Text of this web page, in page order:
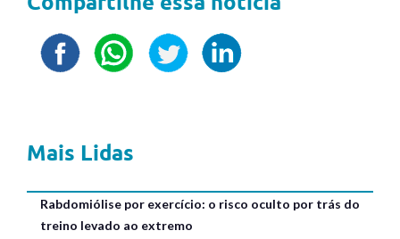
Mais Lidas
Rabdomiólise por exercício: o risco oculto por trás do
treino levado ao extremo